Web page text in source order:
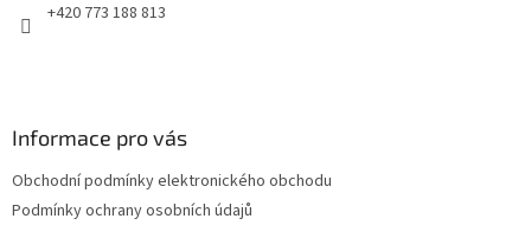
+420 773 188 813
Informace pro vás
Obchodní podmínky elektronického obchodu
Podmínky ochrany osobních údajů